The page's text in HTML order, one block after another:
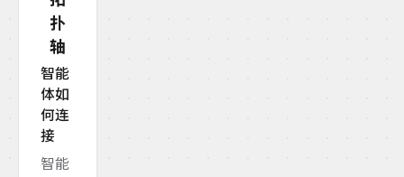
扑
轴
智能
体如
何连
接
智能